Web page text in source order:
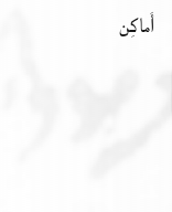
أَماكِن